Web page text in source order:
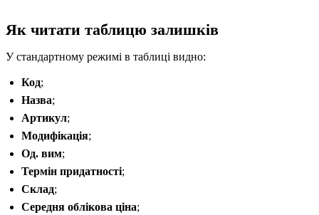
Як читати таблицю залишків
У стандартному режимі в таблиці видно:
Код;
Назва;
Артикул;
Модифікація;
Од. вим;
Термін придатності;
Склад;
Середня облікова ціна;